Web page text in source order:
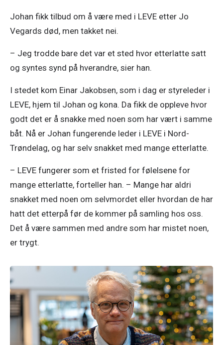
Johan fikk tilbud om å være med i LEVE etter Jo
Vegards død, men takket nei.
– Jeg trodde bare det var et sted hvor etterlatte satt
og syntes synd på hverandre, sier han.
I stedet kom Einar Jakobsen, som i dag er styreleder i
LEVE, hjem til Johan og kona. Da fikk de oppleve hvor
godt det er å snakke med noen som har vært i samme
båt. Nå er Johan fungerende leder i LEVE i Nord-
Trøndelag, og har selv snakket med mange etterlatte.
– LEVE fungerer som et fristed for følelsene for
mange etterlatte, forteller han. – Mange har aldri
snakket med noen om selvmordet eller hvordan de har
hatt det etterpå før de kommer på samling hos oss.
Det å være sammen med andre som har mistet noen,
er trygt.